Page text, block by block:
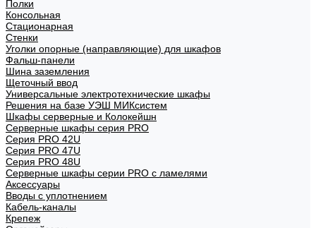
Полки
Консольная
Стационарная
Стенки
Уголки опорные (направляющие) для шкафов
Фальш-панели
Шина заземления
Щеточный ввод
Универсальные электротехнические шкафы
Решения на базе УЭШ МИКсистем
Шкафы серверные и Колокейшн
Серверные шкафы серия PRO
Серия PRO 42U
Серия PRO 47U
Серия PRO 48U
Серверные шкафы серии PRO с ламелями
Аксессуары
Вводы с уплотнением
Кабель-каналы
Крепеж